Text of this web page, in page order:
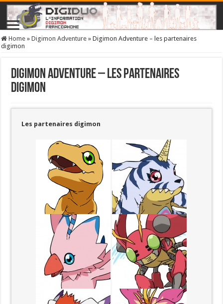
Home » Digimon Adventure » Digimon Adventure – les partenaires
digimon
Digimon Adventure – les partenaires
digimon
Les partenaires digimon